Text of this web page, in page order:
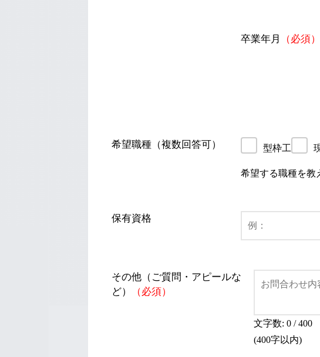
卒業年月 （必須）
希望職種（複数回答可） 型枠工
希望する職種を教
保有資格
その他（ご質問・アピールな
ど）
（必須）
文字数: 0/ 400
(400字以内)